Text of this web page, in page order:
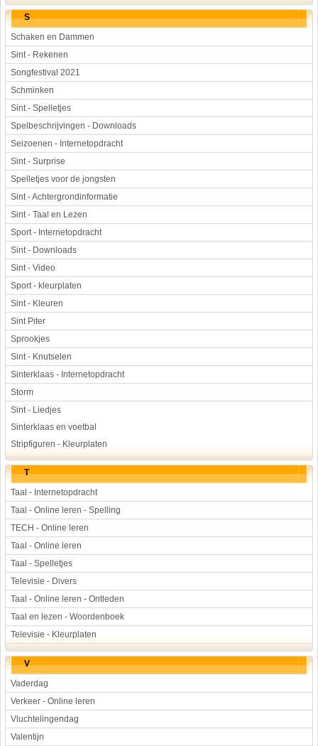
S
Schaken en Dammen
Sint - Rekenen
Songfestival 2021
Schminken
Sint - Spelletjes
Spelbeschrijvingen - Downloads
Seizoenen - Internetopdracht
Sint - Surprise
Spelletjes voor de jongsten
Sint - Achtergrondinformatie
Sint - Taal en Lezen
Sport - Internetopdracht
Sint - Downloads
Sint - Video
Sport - kleurplaten
Sint - Kleuren
Sint Piter
Sprookjes
Sint - Knutselen
Sinterklaas - Internetopdracht
Storm
Sint - Liedjes
Sinterklaas en voetbal
Stripfiguren - Kleurplaten
T
Taal - Internetopdracht
Taal - Online leren - Spelling
TECH - Online leren
Taal - Online leren
Taal - Spelletjes
Televisie - Divers
Taal - Online leren - Ontleden
Taal en lezen - Woordenboek
Televisie - Kleurplaten
V
Vaderdag
Verkeer - Online leren
Vluchtelingendag
Valentijn